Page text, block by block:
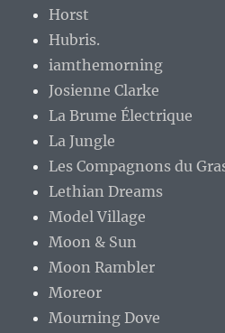
Horst
Hubris.
iamthemorning
Josienne Clarke
La Brume Électrique
La Jungle
Les Compagnons du
Lethian Dreams
Model Village
Moon & Sun
Moon Rambler
Moreor
Mourning Dove